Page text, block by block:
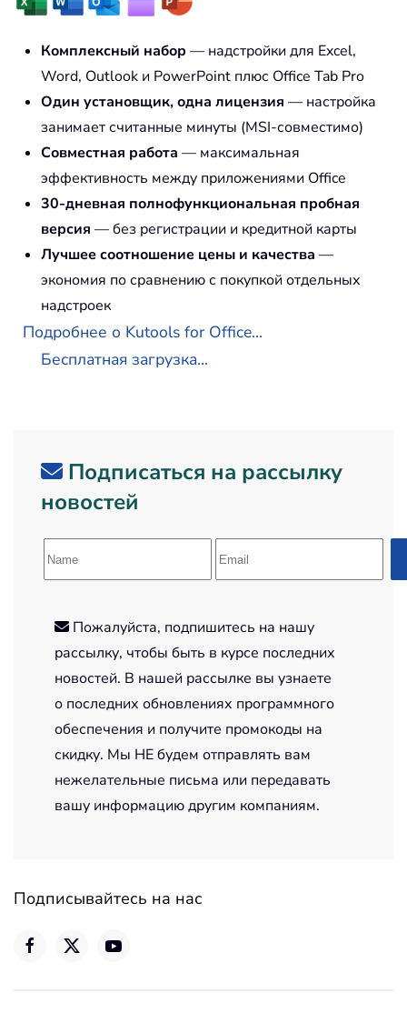
Комплексный набор — надстройки для Excel,
Word, Outlook и PowerPoint плюс Office Tab Pro
Один установщик, одна лицензия — настройка
занимает считанные минуты (MSI-совместимо)
Совместная работа — максимальная
эффективность между приложениями Office
30-дневная полнофункциональная пробная
версия — без регистрации и кредитной карты
Лучшее соотношение цены и качества —
экономия по сравнению с покупкой отдельных
надстроек
Подробнее о Kutools for Office...
Бесплатная загрузка...
Подписаться на рассылку
новостей
Пожалуйста, подпишитесь на нашу
рассылку, чтобы быть в курсе последних
новостей. В нашей рассылке вы узнаете
о последних обновлениях программного
обеспечения и получите промокоды на
скидку. Мы НЕ будем отправлять вам
нежелательные письма или передавать
вашу информацию другим компаниям.
Подписывайтесь на нас